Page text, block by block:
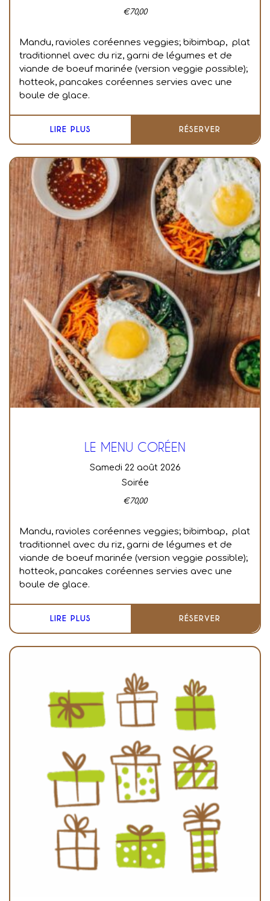
€70,00
Mandu, ravioles coréennes veggies; bibimbap, plat
traditionnel avec du riz, garni de légumes et de
viande de boeuf marinée (version veggie possible);
hotteok, pancakes coréennes servies avec une
boule de glace.
LIRE PLUS RÉSERVER
LE MENU CORÉEN
samedi 22 août 2026
Soirée
€70,00
Mandu, ravioles coréennes veggies; bibimbap, plat
traditionnel avec du riz, garni de légumes et de
viande de boeuf marinée (version veggie possible);
hotteok, pancakes coréennes servies avec une
boule de glace.
LIRE PLUS RÉSERVER